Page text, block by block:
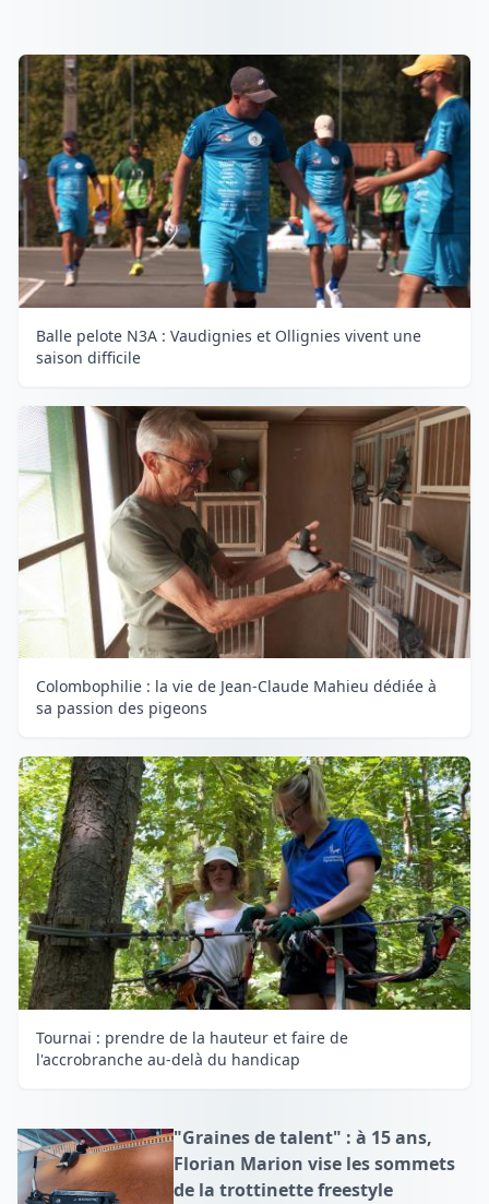
Balle pelote N3A : Vaudignies et Ollignies vivent une
saison difficile
Colombophilie : la vie de Jean-Claude Mahieu dédiée à
sa passion des pigeons
Tournai : prendre de la hauteur et faire de
l'accrobranche au-delà du handicap
"Graines de talent" : à 15 ans,
Florian Marion vise les sommets
de la trottinette freestyle